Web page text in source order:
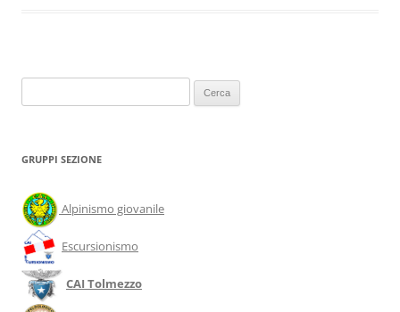
per:
GRUPPI SEZIONE
Alpinismo giovanile
Escursionismo
CAI Tolmezzo